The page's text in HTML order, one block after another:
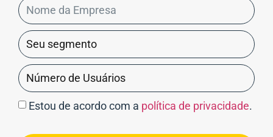
Estou de acordo com a política de privacidade.